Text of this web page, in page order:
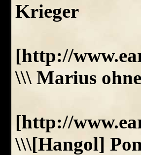
Krieger
[http://
\\\ Marius
[http://
\\\[Hangol]